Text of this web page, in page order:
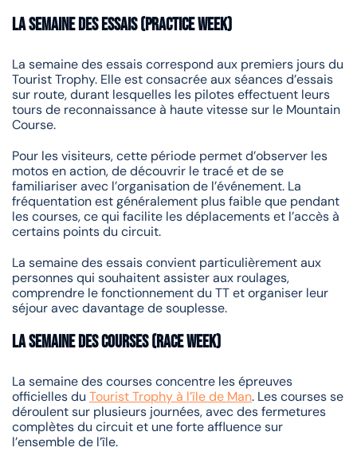
La semaine des essais (Practice Week)
La semaine des essais correspond aux premiers jours du
Tourist Trophy. Elle est consacrée aux séances d’essais
sur route, durant lesquelles les pilotes effectuent leurs
tours de reconnaissance à haute vitesse sur le Mountain
Course.
Pour les visiteurs, cette période permet d’observer les
motos en action, de découvrir le tracé et de se
familiariser avec l’organisation de l’événement. La
fréquentation est généralement plus faible que pendant
les courses, ce qui facilite les déplacements et l’accès à
certains points du circuit.
La semaine des essais convient particulièrement aux
personnes qui souhaitent assister aux roulages,
comprendre le fonctionnement du TT et organiser leur
séjour avec davantage de souplesse.
La semaine des courses (Race Week)
La semaine des courses concentre les épreuves
officielles du Tourist Trophy à l’île de Man. Les courses se
déroulent sur plusieurs journées, avec des fermetures
complètes du circuit et une forte affluence sur
l’ensemble de l’île.